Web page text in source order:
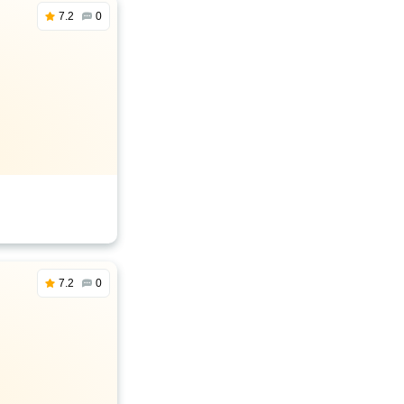
7.2 0
7.2 0